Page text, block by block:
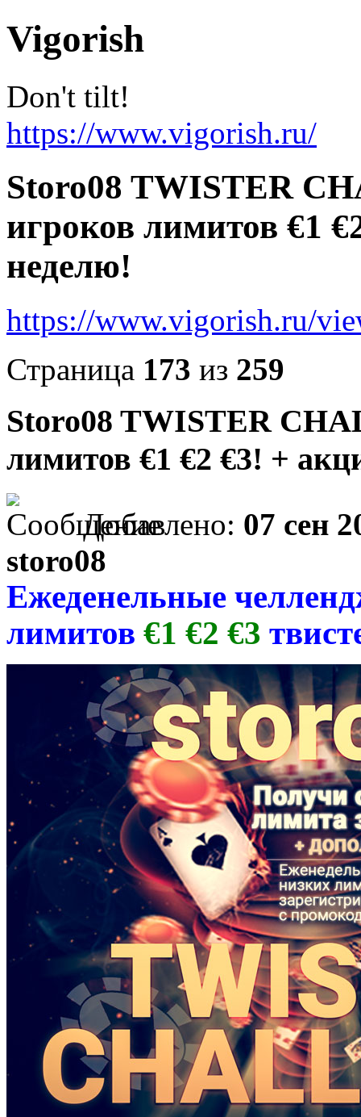
Vigorish
Don't tilt!
https://www.vigorish.ru/
Storo08 TWISTER
игроков лимитов €1
неделю!
https://www.vigorish.ru/
Страница 173 из 259
Storo08 TWISTER
лимитов €1 €2 €3! +
Добавлено: 07 сен
storo08
Ежеденельные
лимитов €1 €2 €3